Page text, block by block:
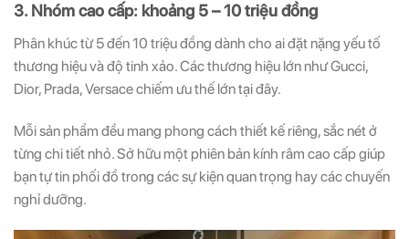
3. Nhóm cao cấp: khoảng 5 – 10 triệu đồng
Phân khúc từ 5 đến 10 triệu đồng dành cho ai đặt nặng yếu tố
thương hiệu và độ tinh xảo. Các thương hiệu lớn như Gucci,
Dior, Prada, Versace chiếm ưu thế lớn tại đây.
Mỗi sản phẩm đều mang phong cách thiết kế riêng, sắc nét ở
từng chi tiết nhỏ. Sở hữu một phiên bản kính râm cao cấp giúp
bạn tự tin phối đồ trong các sự kiện quan trọng hay các chuyến
nghỉ dưỡng.